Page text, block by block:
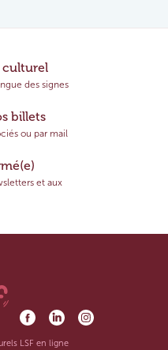
culturel
des signes
billets
ou par mail
et aux
LSF en ligne